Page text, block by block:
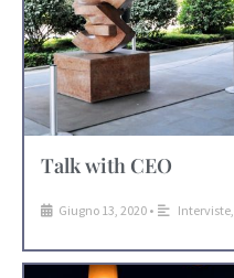
Talk with CEO
Giugno 13, 2020 • Interviste,